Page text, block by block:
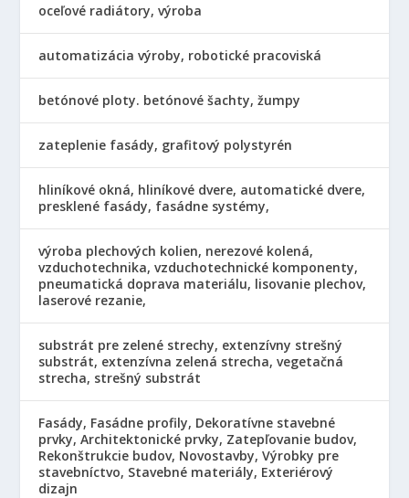
oceľové radiátory, výroba
automatizácia výroby, robotické pracoviská
betónové ploty. betónové šachty, žumpy
zateplenie fasády, grafitový polystyrén
hliníkové okná, hliníkové dvere, automatické dvere,
presklené fasády, fasádne systémy,
výroba plechových kolien, nerezové kolená,
vzduchotechnika, vzduchotechnické komponenty,
pneumatická doprava materiálu, lisovanie plechov,
laserové rezanie,
substrát pre zelené strechy, extenzívny strešný
substrát, extenzívna zelená strecha, vegetačná
strecha, strešný substrát
Fasády, Fasádne profily, Dekoratívne stavebné
prvky, Architektonické prvky, Zatepľovanie budov,
Rekonštrukcie budov, Novostavby, Výrobky pre
stavebníctvo, Stavebné materiály, Exteriérový
dizajn